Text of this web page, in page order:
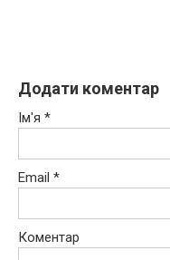
Додати коментар
Ім'я *
Email *
Коментар